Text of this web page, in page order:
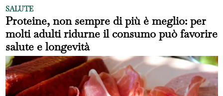
SALUTE
Proteine, non sempre di più è meglio: per
molti adulti ridurne il consumo può favorire
salute e longevità